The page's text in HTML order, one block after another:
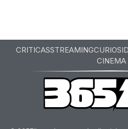
CRITICASSTREAMING
CINEMA